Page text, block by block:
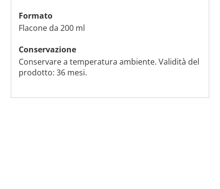
Formato
Flacone da 200 ml
Conservazione
Conservare a temperatura ambiente. Validità del
prodotto: 36 mesi.